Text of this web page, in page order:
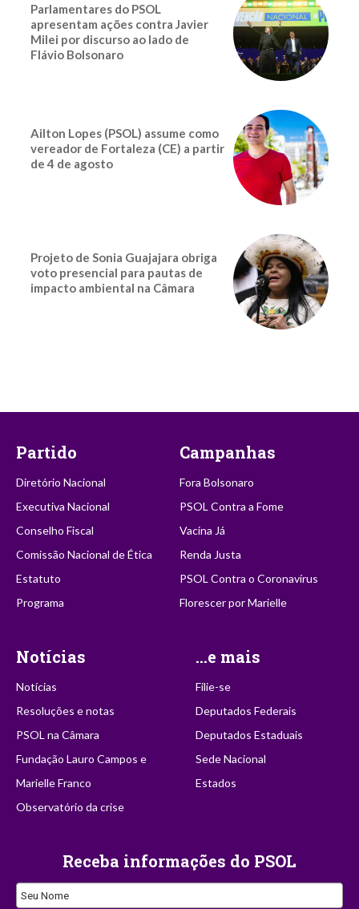
Parlamentares do PSOL
apresentam ações contra Javier
Milei por discurso ao lado de
Flávio Bolsonaro
Ailton Lopes (PSOL) assume como
vereador de Fortaleza (CE) a partir
de 4 de agosto
Projeto de Sonia Guajajara obriga
voto presencial para pautas de
impacto ambiental na Câmara
Partido
Diretório Nacional
Executiva Nacional
Conselho Fiscal
Comissão Nacional de Ética
Estatuto
Programa
Campanhas
Fora Bolsonaro
PSOL Contra a Fome
Vacina Já
Renda Justa
PSOL Contra o Coronavírus
Florescer por Marielle
Notícias
Notícias
Resoluções e notas
PSOL na Câmara
Fundação Lauro Campos e
Marielle Franco
Observatório da crise
...e mais
Filie-se
Deputados Federais
Deputados Estaduais
Sede Nacional
Estados
Receba informações do PSOL
Seu Nome